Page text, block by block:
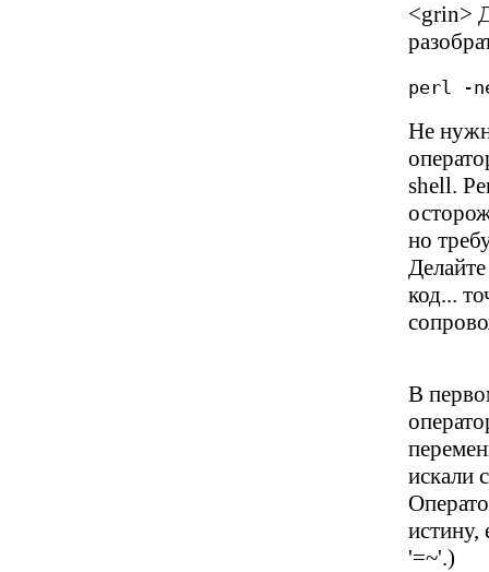
<grin>
perl -
Не
shell.
но
код...
В
искали
истину,
'=~'.)